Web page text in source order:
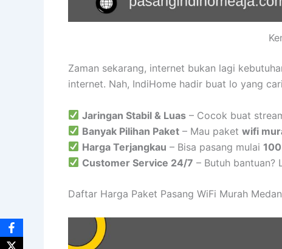
Zaman sekarang, internet bukan lagi
internet. Nah, IndiHome hadir buat lo yang cari
Jaringan Stabil & Luas – Cocok buat
Banyak Pilihan Paket – Mau paketwifi
Harga Terjangkau – Bisa pasang mulai
Customer Service 24/7 – Butuh bantuan?
Daftar Harga Paket Pasang WiFi Murah